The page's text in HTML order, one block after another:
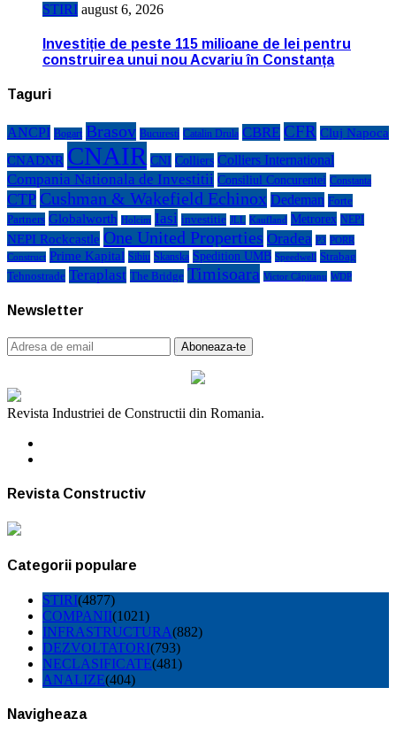
STIRI august 6, 2026
Investiție de peste 115 milioane de lei pentru
construirea unui nou Acvariu în Constanța
Taguri
ANCPI Bogart Brasov Bucuresti Catalin Drula CBRE CFR Cluj Napoca
CNADNR CNAIR CNI Colliers Colliers International
Compania Nationala de Investitii Consiliul Concurentei Constanta
CTP Cushman & Wakefield Echinox Dedeman Forte
Partners Globalworth Holcim Iasi investitie JLL Kaufland Metrorex NEPI
NEPI Rockcastle One United Properties Oradea P3 PORR
Construct Prime Kapital Sibiu Skanska Spedition UMB Speedwell Strabag
Tehnostrade Teraplast The Bridge Timisoara Victor Căpitanu WDP
Newsletter
Revista Industriei de Constructii din Romania.
Revista Constructiv
Categorii populare
STIRI(4877)
COMPANII(1021)
INFRASTRUCTURA(882)
DEZVOLTATORI(793)
NECLASIFICATE(481)
ANALIZE(404)
Navigheaza